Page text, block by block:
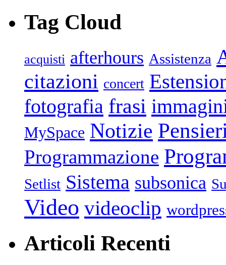
Tag Cloud
acquisti afterhours Assistenza
citazioni concert
fotografia frasi
MySpace Notizie
Programmazione
Setlist Sistema subsonica
Video videoclip
Articoli Recenti